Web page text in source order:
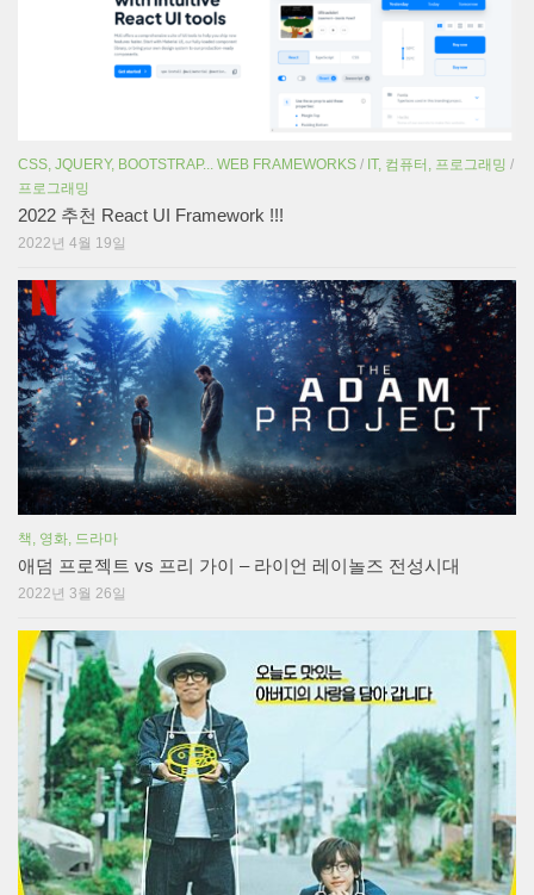
CSS, JQUERY, BOOTSTRAP... WEB FRAMEWORKS / IT, 컴퓨터, 프로그래밍 /
프로그래밍
2022 추천 React UI Framework !!!
2022년 4월 19일
책, 영화, 드라마
애덤 프로젝트 vs 프리 가이 – 라이언 레이놀즈 전성시대
2022년 3월 26일